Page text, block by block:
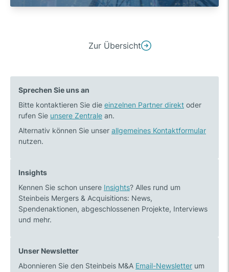
Rommel
übernimmt
Hopfengärtner
GmbH
Zur Übersicht
bringt
für
Sprechen Sie uns an
Bitte kontaktieren Sie die einzelnen Partner direkt oder
rufen Sie unsere Zentrale an.
Alternativ können Sie unser allgemeines Kontaktformular
nutzen.
Insights
Kennen Sie schon unsere Insights? Alles rund um
Steinbeis Mergers & Acquisitions: News,
Spendenaktionen, abgeschlossenen Projekte, Interviews
und mehr.
Unser Newsletter
Abonnieren Sie den Steinbeis M&A Email-Newsletter um